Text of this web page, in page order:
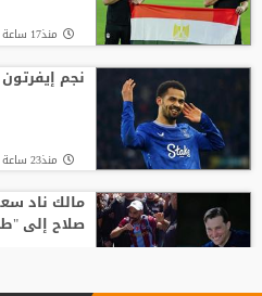
منذ17 ساعة
نجم
منذ23 ساعة
مالك ناد
صلاح إلى